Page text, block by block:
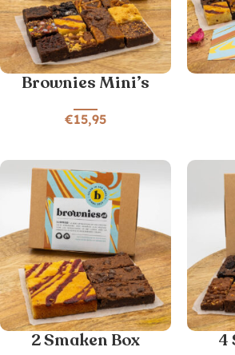
Brownies Mini’s
€15,95
2 Smaken Box 4